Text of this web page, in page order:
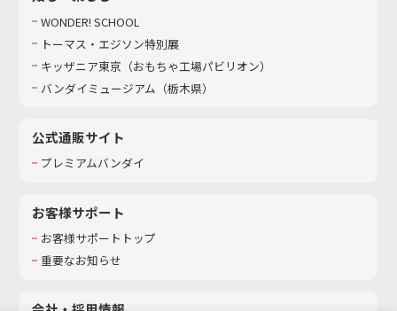
WONDER! SCHOOL
トーマス・エジソン特別展
キッザニア東京（おもちゃ工場パビリオン）​
バンダイミュージアム（栃木県）
公式通販サイト
プレミアムバンダイ
お客様サポート
お客様サポートトップ
重要なお知らせ